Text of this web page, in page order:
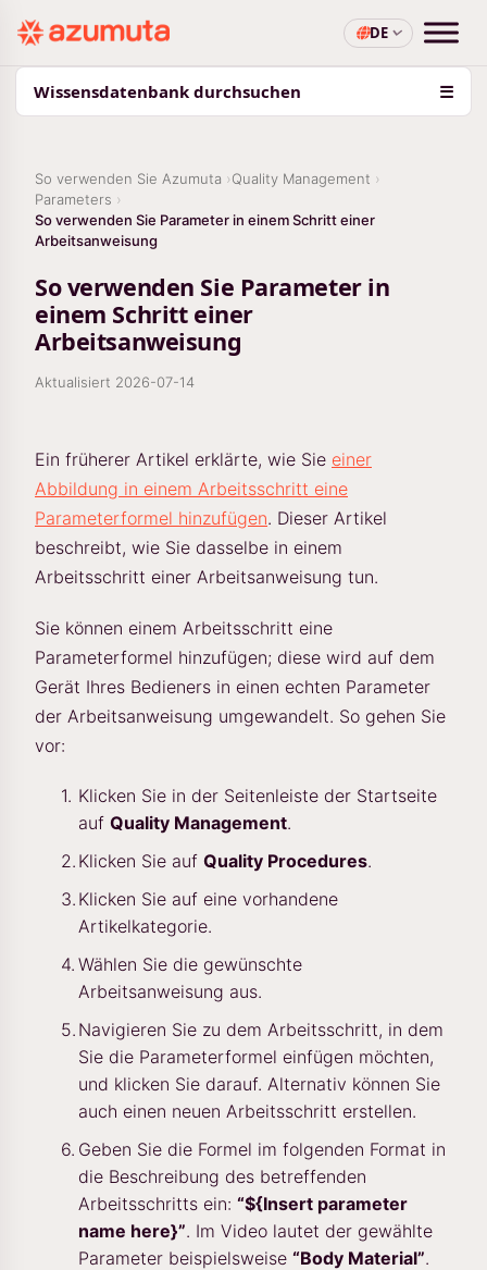
DE
Wissensdatenbank durchsuchen ☰
So verwenden Sie Azumuta
Quality Management
Parameters
So verwenden Sie Parameter in einem Schritt einer
Arbeitsanweisung
So verwenden Sie Parameter in
einem Schritt einer
Arbeitsanweisung
Aktualisiert 2026-07-14
Ein früherer Artikel erklärte, wie Sie einer
Abbildung in einem Arbeitsschritt eine
Parameterformel hinzufügen. Dieser Artikel
beschreibt, wie Sie dasselbe in einem
Arbeitsschritt einer Arbeitsanweisung tun.
Sie können einem Arbeitsschritt eine
Parameterformel hinzufügen; diese wird auf dem
Gerät Ihres Bedieners in einen echten Parameter
der Arbeitsanweisung umgewandelt. So gehen Sie
vor:
Klicken Sie in der Seitenleiste der Startseite
auf Quality Management.
Klicken Sie auf Quality Procedures.
Klicken Sie auf eine vorhandene
Artikelkategorie.
Wählen Sie die gewünschte
Arbeitsanweisung aus.
Navigieren Sie zu dem Arbeitsschritt, in dem
Sie die Parameterformel einfügen möchten,
und klicken Sie darauf. Alternativ können Sie
auch einen neuen Arbeitsschritt erstellen.
Geben Sie die Formel im folgenden Format in
die Beschreibung des betreffenden
Arbeitsschritts ein: “${Insert parameter
name here}”. Im Video lautet der gewählte
Parameter beispielsweise “Body Material”.